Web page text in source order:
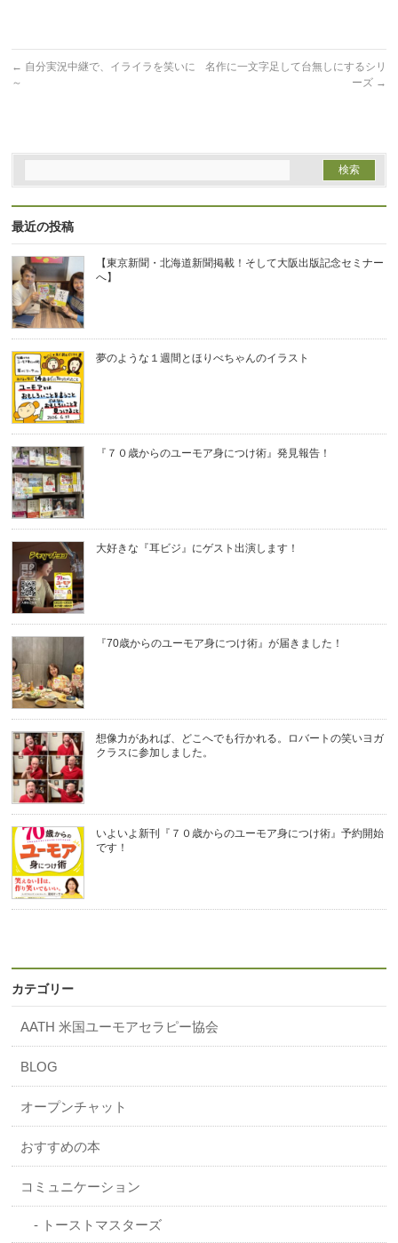
で
開
き
← 自分実況中継で、イライラを笑いに
～
名作に一文字足して台無しにするシリ
ーズ →
最近の投稿
【東京新聞・北海道新聞掲載！そして大阪出版記念セミナー
へ】
夢のような１週間とほりべちゃんのイラスト
『７０歳からのユーモア身につけ術』発見報告！
大好きな『耳ビジ』にゲスト出演します！
『70歳からのユーモア身につけ術』が届きました！
想像力があれば、どこへでも行かれる。ロバートの笑いヨガ
クラスに参加しました。
いよいよ新刊『７０歳からのユーモア身につけ術』予約開始
です！
カテゴリー
AATH 米国ユーモアセラピー協会
BLOG
オープンチャット
おすすめの本
コミュニケーション
トーストマスターズ